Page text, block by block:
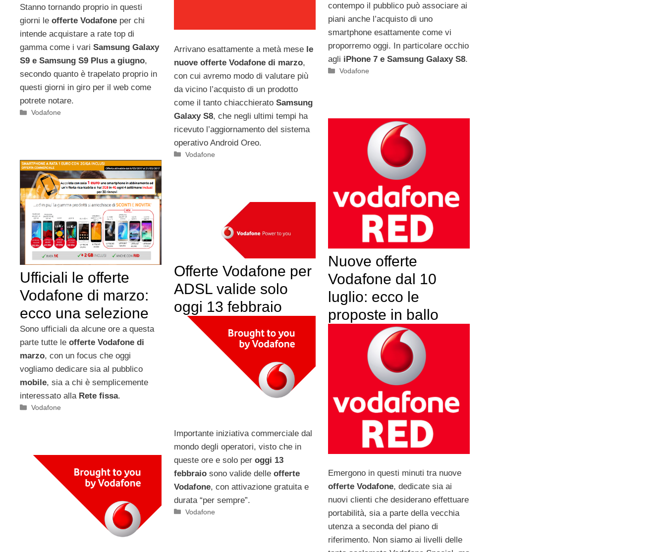
Stanno tornando proprio in questi
giorni le offerte Vodafone per chi
intende acquistare a rate top di
gamma come i vari Samsung Galaxy
S9 e Samsung S9 Plus a giugno,
secondo quanto è trapelato proprio in
questi giorni in giro per il web come
potrete notare.
Categorie
Vodafone
Arrivano esattamente a metà mese le
nuove offerte Vodafone di marzo,
con cui avremo modo di valutare più
da vicino l’acquisto di un prodotto
come il tanto chiacchierato Samsung
Galaxy S8, che negli ultimi tempi ha
ricevuto l’aggiornamento del sistema
operativo Android Oreo.
Categorie
Vodafone
contempo il pubblico può associare ai
piani anche l’acquisto di uno
smartphone esattamente come vi
proporremo oggi. In particolare occhio
agli iPhone 7 e Samsung Galaxy S8.
Categorie
Vodafone
Nuove offerte
Vodafone dal 10
luglio: ecco le
proposte in ballo
Emergono in questi minuti tra nuove
offerte Vodafone, dedicate sia ai
nuovi clienti che desiderano effettuare
portabilità, sia a parte della vecchia
utenza a seconda del piano di
riferimento. Non siamo ai livelli delle
Ufficiali le offerte
Vodafone di marzo:
ecco una selezione
Sono ufficiali da alcune ore a questa
parte tutte le offerte Vodafone di
marzo, con un focus che oggi
vogliamo dedicare sia al pubblico
mobile, sia a chi è semplicemente
interessato allaRete fissa.
Categorie
Vodafone
Offerte Vodafone per
ADSL valide solo
oggi 13 febbraio
Importante iniziativa commerciale dal
mondo degli operatori, visto che in
queste ore e solo per oggi 13
febbraiosono valide delle offerte
Vodafone, con attivazione gratuita e
durata “per sempre”.
Categorie
Vodafone